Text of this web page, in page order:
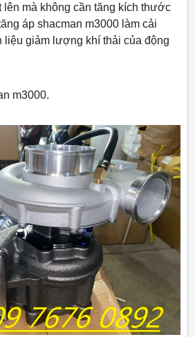
mà không cần tăng kích thước
áp shacman m3000 làm cải
liệu giảm lượng khí thải của động
m3000.